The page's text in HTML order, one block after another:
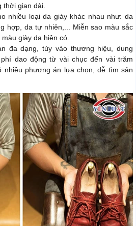
thời gian dài.
nhiều loại da giày khác nhau như: da
hợp, da tự nhiên,... Miễn sao màu sắc
giày da hiện có.
đa dạng, tùy vào thương hiệu, dung
dao động từ vài chục đến vài trăm
nhiều phương án lựa chọn, dễ tìm sản